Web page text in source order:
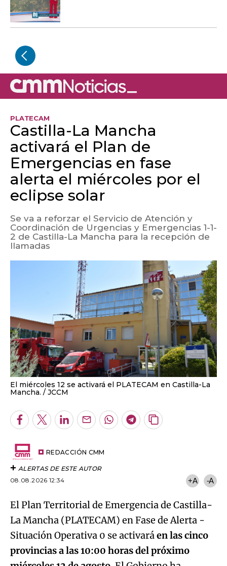
PLATECAM
Castilla-La Mancha
activará el Plan de
Emergencias en fase
alerta el miércoles por el
eclipse solar
Se va a reforzar el Servicio de Atención y
Coordinación de Urgencias y Emergencias 1-1-
2 de Castilla-La Mancha para la recepción de
llamadas
El miércoles 12 se activará el PLATECAM en Castilla-La
Mancha.
JCCM
Facebook
TwitterLinkedInEnviarWhatsapp
Telegram
Copiar
REDACCIÓN CMM
ALERTAS DE ESTE AUTOR
08.08.2026 12:34
+A -A
El PlanTerritorial de Emergencia de Castilla-
La Mancha (PLATECAM) en Fase de Alerta -
Situación Operativa 0 se activaráen las cinco
provincias a las 10:00 horas del próximo